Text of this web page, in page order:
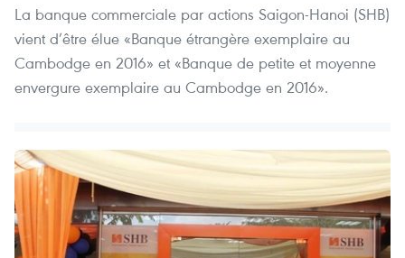
La banque commerciale par actions Saigon-Hanoi (SHB)
vient d’être élue «Banque étrangère exemplaire au
Cambodge en 2016» et «Banque de petite et moyenne
envergure exemplaire au Cambodge en 2016».